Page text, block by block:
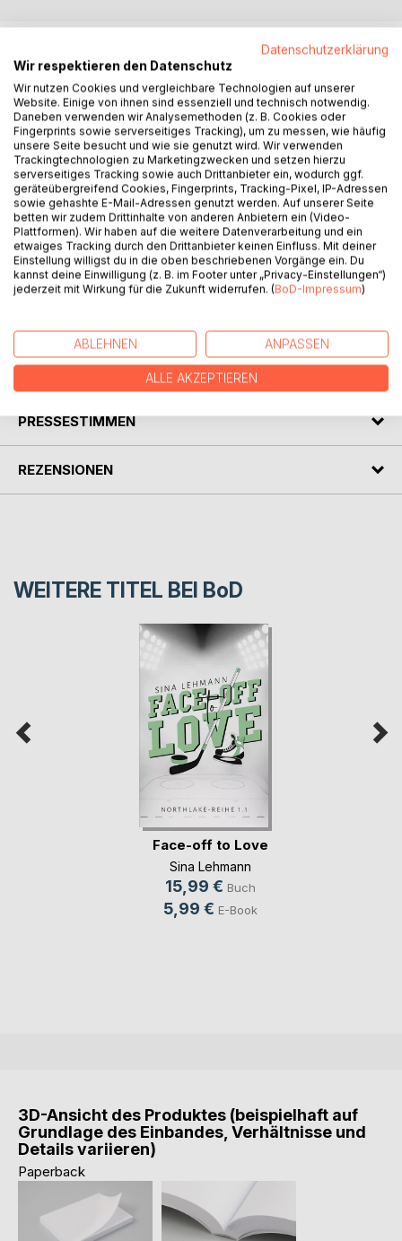
>Biskaya< ist ein afropolitaner Roman über das Leben von
Schwarzen Menschen in Berlin. Die dreißigjährige Tue ist
mit drei Elternteilen aufgewachsen und verdient heutzutage
ihr Geld als Sängerin einer deutschsprachigen Indie-Band.
Doch mit den anderen Bandmitgliedern hakt es und auch
ihre WG wird Tue immer fremder, Ruhe findet sie allein bei
ihrem besten Freund Matthew. Er ist die Familie, die es in
ihrem Leben seit Jahren nicht mehr gegeben hat.
In ihrem neuen Roman vermittelt SchwarzRund ein Gefühl,
wie es ist, Schwarz zu sein in einem Land von Weißen,
PRESSESTIMMEN
REZENSIONEN
WEITERE TITEL BEI BoD
Face-off to Love
Sina Lehmann
15,99 € Buch
5,99 € E-Book
3D-Ansicht des Produktes (beispielhaft auf
Grundlage des Einbandes, Verhältnisse und
Details variieren)
Paperback
Datenschutzerklärung
Wir respektieren den Datenschutz
Wir nutzen Cookies und vergleichbare Technologien auf unserer
Website. Einige von ihnen sind essenziell und technisch notwendig.
Daneben verwenden wir Analysemethoden (z. B. Cookies oder
Fingerprints sowie serverseitiges Tracking), um zu messen, wie häufig
unsere Seite besucht und wie sie genutzt wird. Wir verwenden
Trackingtechnologien zu Marketingzwecken und setzen hierzu
serverseitiges Tracking sowie auch Drittanbieter ein, wodurch ggf.
geräteübergreifend Cookies, Fingerprints, Tracking-Pixel, IP-Adressen
sowie gehashte E-Mail-Adressen genutzt werden. Auf unserer Seite
betten wir zudem Drittinhalte von anderen Anbietern ein (Video-
Plattformen). Wir haben auf die weitere Datenverarbeitung und ein
etwaiges Tracking durch den Drittanbieter keinen Einfluss. Mit deiner
Einstellung willigst du in die oben beschriebenen Vorgänge ein. Du
kannst deine Einwilligung (z. B. im Footer unter „Privacy-Einstellungen“)
jederzeit mit Wirkung für die Zukunft widerrufen. (BoD-Impressum)
ABLEHNEN ANPASSEN
ALLE AKZEPTIEREN